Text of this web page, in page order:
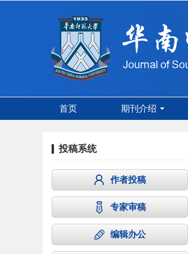
首页 期刊介绍
投稿系统
作者投稿
专家审稿
编辑办公